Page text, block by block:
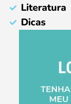
Literatura
Dicas